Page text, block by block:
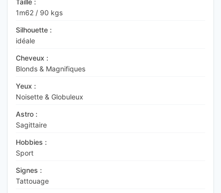
Taille :
1m62 / 90 kgs
Silhouette :
idéale
Cheveux :
Blonds & Magnifiques
Yeux :
Noisette & Globuleux
Astro :
Sagittaire
Hobbies :
Sport
Signes :
Tattouage